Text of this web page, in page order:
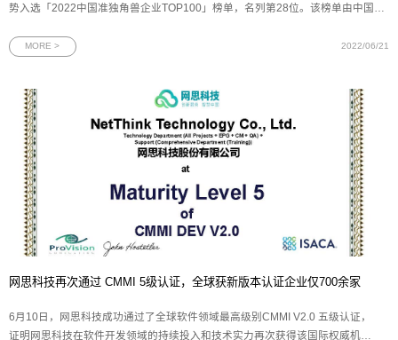
势入选「2022中国准独角兽企业TOP100」榜单，名列第28位。该榜单由中国科
还包括中储智运、云徙科技、南芯半导体等拥有国资委、阿里、腾讯、红杉背景
MORE > 2022/06/21
网思科技再次通过 CMMI 5级认证，全球获新版本认证企业仅700余家
6月10日，网思科技成功通过了全球软件领域最高级别CMMI V2.0 五级认证，
证明网思科技在软件开发领域的持续投入和技术实力再次获得该国际权威机构